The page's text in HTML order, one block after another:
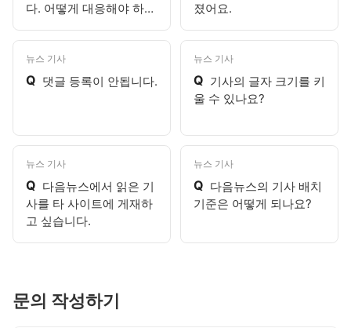
다. 어떻게 대응해야 하나
졌어요.
뉴스 기사
Q 댓글 등록이 안됩니다.
뉴스 기사
Q 기사의 글자 크기를 키
울 수 있나요?
뉴스 기사
Q 다음뉴스에서 읽은 기
사를 타 사이트에 게재하
고 싶습니다.
뉴스 기사
Q 다음뉴스의 기사 배치
기준은 어떻게 되나요?
문의 작성하기